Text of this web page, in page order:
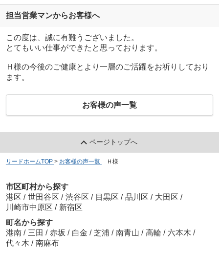
担当営業マンからお客様へ
この度は、誠に有難うございました。
とてもいい仕事ができたと思っております。
Ｈ様の今後のご健康とより一層のご活躍をお祈りしており
ます。
お客様の声一覧
ページトップへ
リードホームTOP > お客様の声一覧 Ｈ様
市区町村から探す
港区 / 世田谷区 / 渋谷区 / 目黒区 / 品川区 / 大田区 /
川崎市中原区 / 新宿区
町名から探す
港南 / 三田 / 赤坂 / 白金 / 芝浦 / 南青山 / 高輪 / 六本木 /
代々木 / 南麻布